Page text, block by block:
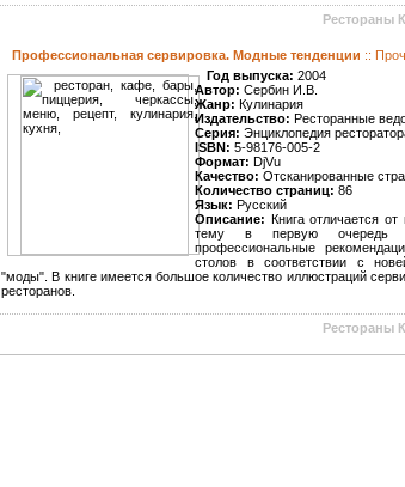
Рестораны
Профессиональная сервировка. Модные тенденции ::
Год выпуска: 2004
Автор: Сербин И.В.
Жанр: Кулинария
Издательство: Ресторанные
Серия: Энциклопедия
ISBN: 5-98176-005-2
Формат: DjVu
Качество: Отсканированные
Количество страниц: 86
Язык: Русский
Описание: Книга отличается
тему в первую очередь
профессиональные
столов в соответствии с
"моды". В книге имеется большое количество иллюстраций
ресторанов.
Рестораны